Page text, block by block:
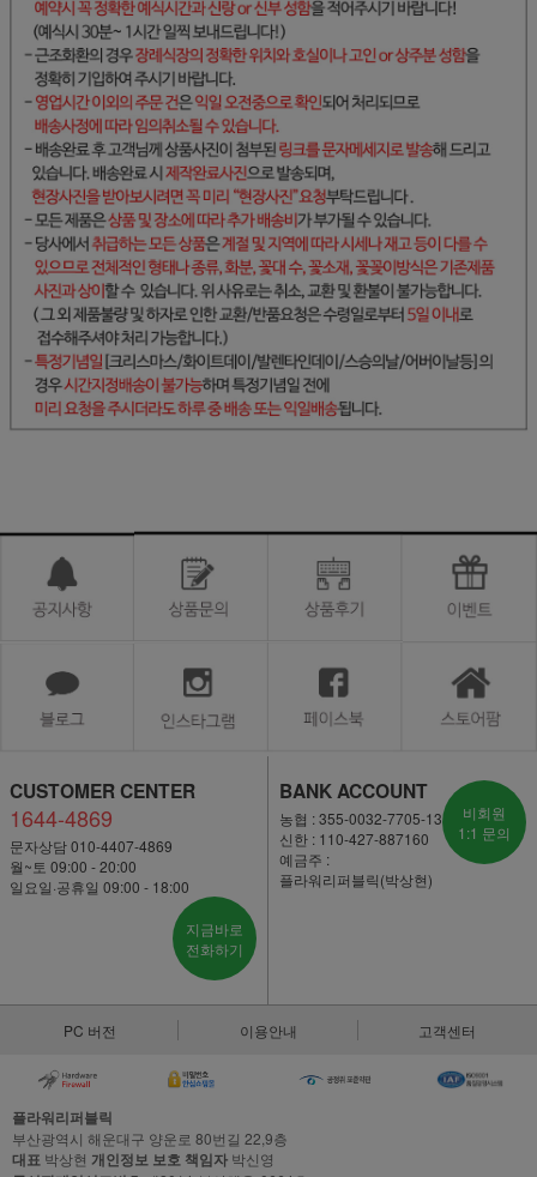
CUSTOMER CENTER
1644-4869
문자상담 010-4407-4869
월~토 09:00 - 20:00
일요일·공휴일 09:00 - 18:00
지금바로
전화하기
BANK ACCOUNT
농협 : 355-0032-7705-13
신한 : 110-427-887160
예금주 :
플라워리퍼블릭(박상현)
비회원
1:1 문의
PC 버전 이용안내 고객센터
플라워리퍼블릭
부산광역시 해운대구 양운로 80번길 22,9층
대표 박상현 개인정보 보호 책임자 박신영